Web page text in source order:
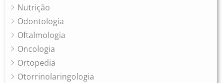
Nutrição
Odontologia
Oftalmologia
Oncologia
Ortopedia
Otorrinolaringologia